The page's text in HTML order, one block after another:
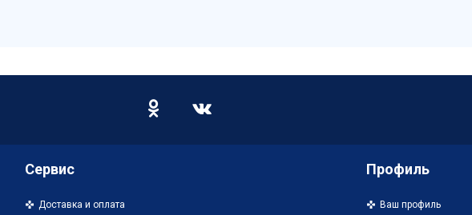
Сервис
Доставка и оплата
Профиль
Ваш профиль